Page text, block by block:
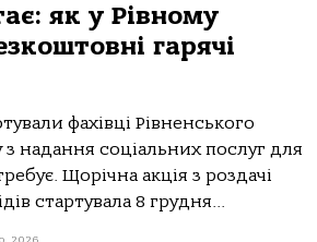
як у Рівному
гарячі
фахівці Рівненського
надання соціальних послуг для
Щорічна акція з роздачі
стартувала 8 грудня...